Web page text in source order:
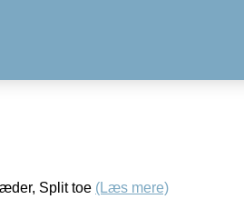
Split toe (Læs mere)